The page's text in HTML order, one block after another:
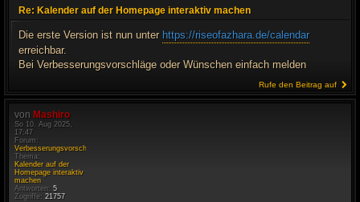
Re: Kalender auf der Homepage interaktiv machen
Die erste Version ist nun unter https://riseofazhara.de/calendar
erreichbar.
Bei Verbesserungsvorschläge oder Wünschen einfach melden
Rufe den Beitrag auf
von Mashiro
So 10. Aug 2025,
17:47
Forum:
Verbesserungsvorschläge
Thema:
Kalender auf der
Homepage interaktiv
machen
Antworten: 5
Zugriffe: 21757